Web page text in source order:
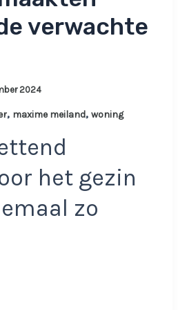
verwachte
2024
, maxime meiland, woning
het gezin
zo